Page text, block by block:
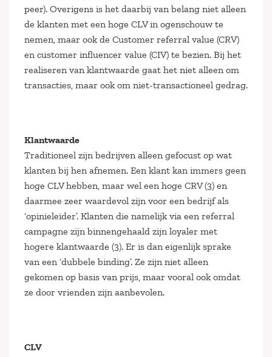
peer). Overigens is het daarbij van belang niet alleen
de klanten met een hoge CLV in ogenschouw te
nemen, maar ook de Customer referral value (CRV)
en customer influencer value (CIV) te bezien. Bij het
realiseren van klantwaarde gaat het niet alleen om
transacties, maar ook om niet-transactioneel gedrag.
Klantwaarde
Traditioneel zijn bedrijven alleen gefocust op wat
klanten bij hen afnemen. Een klant kan immers geen
hoge CLV hebben, maar wel een hoge CRV (3) en
daarmee zeer waardevol zijn voor een bedrijf als
‘opinieleider’. Klanten die namelijk via een referral
campagne zijn binnengehaald zijn loyaler met
hogere klantwaarde (3). Er is dan eigenlijk sprake
van een ‘dubbele binding’. Ze zijn niet alleen
gekomen op basis van prijs, maar vooral ook omdat
ze door vrienden zijn aanbevolen.
CLV